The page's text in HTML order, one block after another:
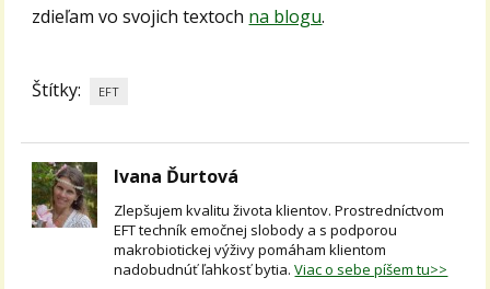
zdieľam vo svojich textoch na blogu.
Štítky: EFT
Ivana Ďurtová
Zlepšujem kvalitu života klientov. Prostredníctvom
EFT techník emočnej slobody a s podporou
makrobiotickej výživy pomáham klientom
nadobudnúť ľahkosť bytia.Viac o sebe píšem tu>>